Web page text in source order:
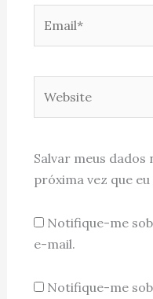
Salvar meus
próxima vez que
Notifique-me
e-mail.
Notifique-me